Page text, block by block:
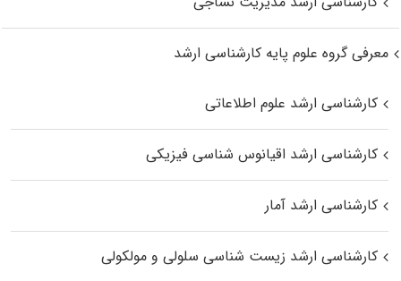
معرفی گروه علوم پایه کارشناسی ارشد
کارشناسی ارشد علوم اطلاعاتی
کارشناسی ارشد اقیانوس‌ شناسی فیزیکی
کارشناسی ارشد آمار
کارشناسی ارشد زیست شناسی سلولی و مولکولی